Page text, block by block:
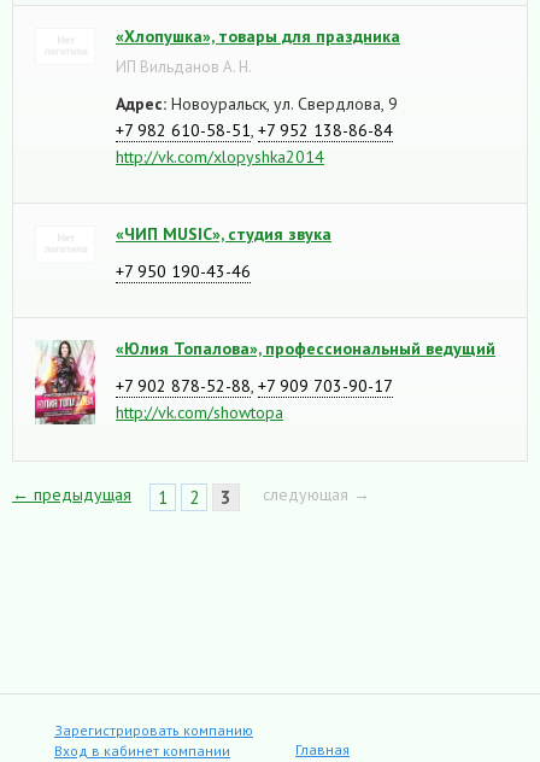
«Хлопушка», товары для праздника
ИП Вильданов А. Н.
Адрес: Новоуральск, ул. Свердлова, 9
+7 982 610-58-51 +7 952 138-86-84
http://vk.com/xlopyshka2014
«ЧИП MUSIC», студия звука
+7 950 190-43-46
«Юлия Топалова», профессиональный ведущий
+7 902 878-52-88 +7 909 703-90-17
http://vk.com/showtopa
← предыдущая 1 2 3 следующая →
Зарегистрировать компанию
Вход в кабинет компании
Главная